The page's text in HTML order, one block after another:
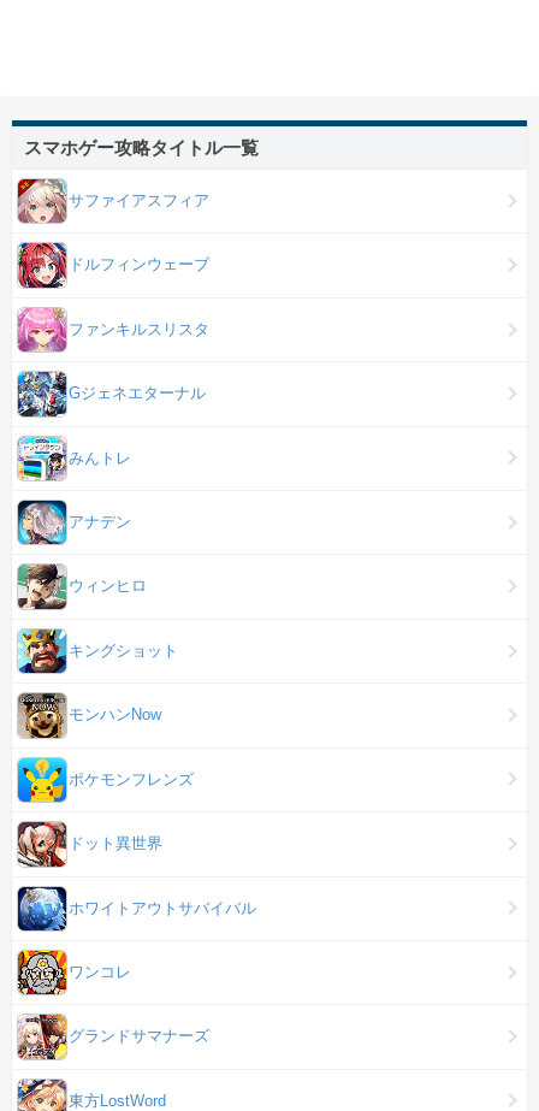
スマホゲー攻略タイトル一覧
サファイアスフィア
ドルフィンウェーブ
ファンキルスリスタ
Gジェネエターナル
みんトレ
アナデン
ウィンヒロ
キングショット
モンハンNow
ポケモンフレンズ
ドット異世界
ホワイトアウトサバイバル
ワンコレ
グランドサマナーズ
東方LostWord